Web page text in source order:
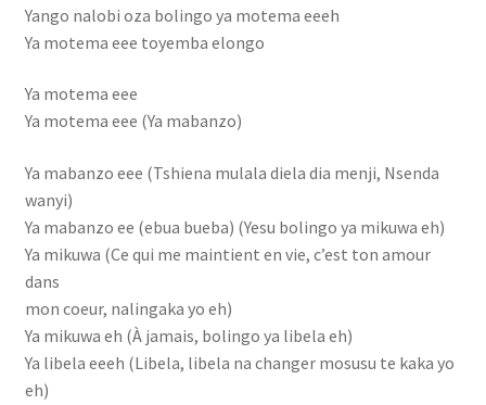
Gaz mawete
Gestion de Mariage
Innoss’B
inscrieleve
inscription des etudiants
Inscription élève
Yango nalobi oza bolingo ya motema eeeh
Ya motema eee toyemba elongo
Ya motema eee
Ya motema eee (Ya mabanzo)
Ya mabanzo eee (Tshiena mulala diela dia menji, Nsenda
wanyi)
Ya mabanzo ee (ebua bueba) (Yesu bolingo ya mikuwa eh)
Ya mikuwa (Ce qui me maintient en vie, c’est ton amour
dans
mon coeur, nalingaka yo eh)
Ya mikuwa eh (À jamais, bolingo ya libela eh)
Ya libela eeeh (Libela, libela na changer mosusu te kaka yo
eh)